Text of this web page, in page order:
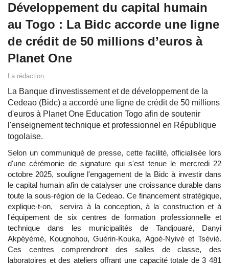
Développement du capital humain
au Togo : La Bidc accorde une ligne
de crédit de 50 millions d’euros à
Planet One
La rédaction
La Banque d'investissement et de développement de la
Cedeao (Bidc) a accordé une ligne de crédit de 50 millions
d'euros à Planet One Education Togo afin de soutenir
l'enseignement technique et professionnel en République
togolaise.
Selon un communiqué de presse, cette facilité, officialisée lors
d'une cérémonie de signature qui s'est tenue le mercredi 22
octobre 2025, souligne l'engagement de la Bidc à investir dans
le capital humain afin de catalyser une croissance durable dans
toute la sous-région de la Cedeao. Ce financement stratégique,
explique-t-on, servira à la conception, à la construction et à
l'équipement de six centres de formation professionnelle et
technique dans les municipalités de Tandjouaré, Danyi
Akpéyémé, Kougnohou, Guérin-Kouka, Agoé-Nyivé et Tsévié.
Ces centres comprendront des salles de classe, des
laboratoires et des ateliers offrant une capacité totale de 3 481